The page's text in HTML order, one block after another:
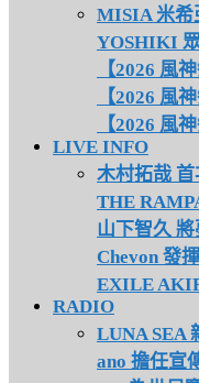
MISIA 米
YOSHIKI
【2026 風
【2026 風
【2026 風
LIVE INFO
木村拓哉
THE
山下智久
Chevon 發
EXILE
RADIO
LUNA SEA
ano 擔任宣